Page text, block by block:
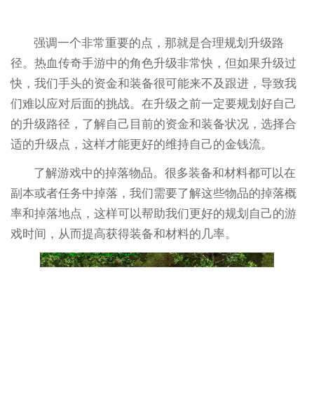
强调一个非常重要的点，那就是合理规划升级路
径。热血传奇手游中的角色升级非常快，但如果升级过
快，我们手头的资金和装备很可能来不及跟进，导致我
们难以应对后面的挑战。在升级之前一定要规划好自己
的升级路径，了解自己目前的资金和装备状况，选择合
适的升级点，这样才能更好的维持自己的金钱流。
了解游戏中的掉落物品。很多装备和材料都可以在
副本或者任务中掉落，我们需要了解这些物品的掉落概
率和掉落地点，这样可以帮助我们更好的规划自己的游
戏时间，从而提高获得装备和材料的几率。